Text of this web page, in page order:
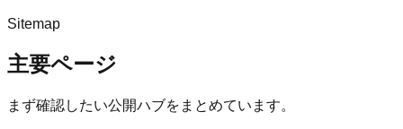
Sitemap
主要ページ
まず確認したい公開ハブをまとめています。